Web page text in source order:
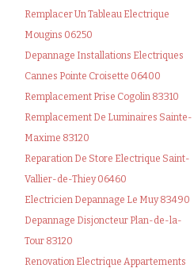
Remplacer Un Tableau Electrique
Mougins 06250
Depannage Installations Electriques
Cannes Pointe Croisette 06400
Remplacement Prise Cogolin 83310
Remplacement De Luminaires Sainte-
Maxime 83120
Reparation De Store Electrique Saint-
Vallier-de-Thiey 06460
Electricien Depannage Le Muy 83490
Depannage Disjoncteur Plan-de-la-
Tour 83120
Renovation Electrique Appartements